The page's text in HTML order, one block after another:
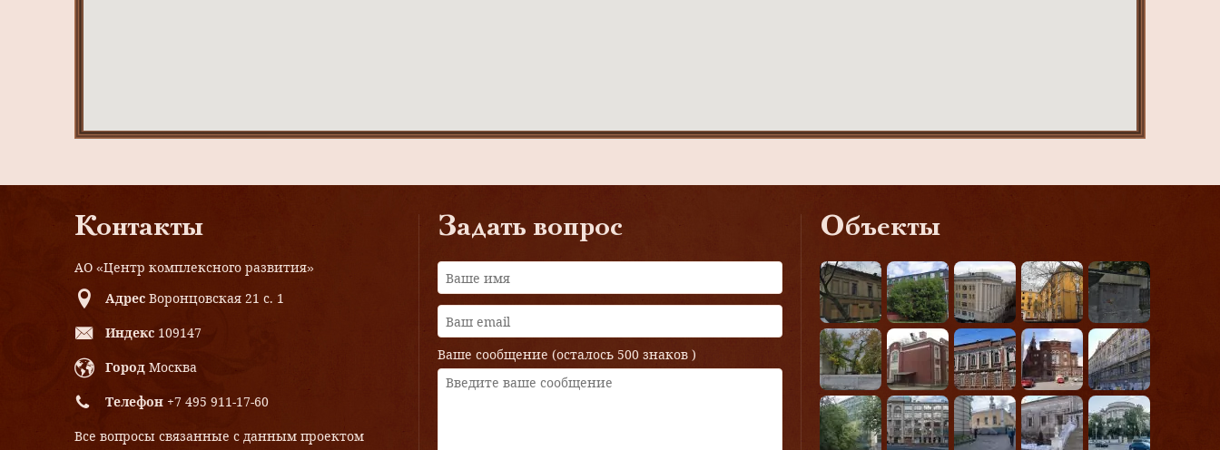
Контакты
АО «Центр комплексного развития»
Адрес Воронцовская 21 с. 1
Индекс 109147
Город Москва
Телефон +7 495 911-17-60
Все вопросы связанные с данным проектом
Задать вопрос
Ваше сообщение (осталось 500 знаков )
Объекты